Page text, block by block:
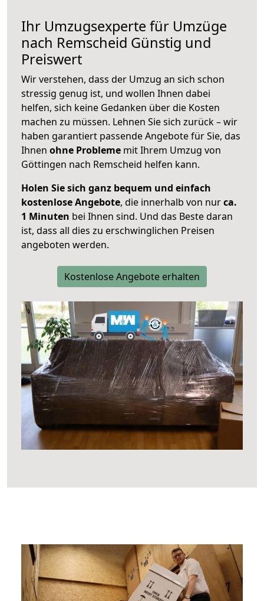
Ihr Umzugsexperte für Umzüge
nach Remscheid Günstig und
Preiswert
Wir verstehen, dass der Umzug an sich schon
stressig genug ist, und wollen Ihnen dabei
helfen, sich keine Gedanken über die Kosten
machen zu müssen. Lehnen Sie sich zurück – wir
haben garantiert passende Angebote für Sie, das
Ihnen ohne Probleme mit Ihrem Umzug von
Göttingen nach Remscheid helfen kann.
Holen Sie sich ganz bequem und einfach
kostenlose Angebote, die innerhalb von nurca.
1 Minuten bei Ihnen sind. Und das Beste daran
ist, dass all dies zu erschwinglichen Preisen
angeboten werden.
Kostenlose Angebote erhalten